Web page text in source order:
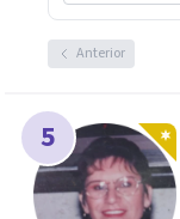
Anterior
5